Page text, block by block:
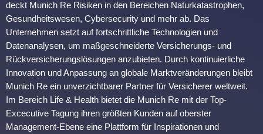
deckt Munich Re Risiken in den Bereichen Naturkatastrophen,
Gesundheitswesen, Cybersecurity und mehr ab. Das
Unternehmen setzt auf fortschrittliche Technologien und
Datenanalysen, um maßgeschneiderte Versicherungs- und
Rückversicherungslösungen anzubieten. Durch kontinuierliche
Innovation und Anpassung an globale Marktveränderungen bleibt
Munich Re ein unverzichtbarer Partner für Versicherer weltweit.
Im Bereich Life & Health bietet die Munich Re mit der Top-
Excecutive Tagung ihren größten Kunden auf oberster
Management-Ebene eine Plattform für Inspirationen und